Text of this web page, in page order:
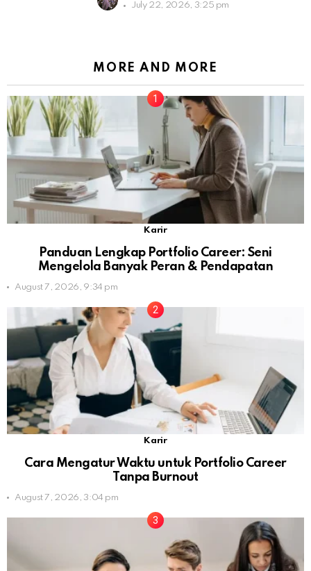
July 22, 2026, 3:25 pm
MORE AND MORE
Karir
Panduan Lengkap Portfolio Career: Seni
Mengelola Banyak Peran & Pendapatan
August 7, 2026, 9:34 pm
Karir
Cara Mengatur Waktu untuk Portfolio Career
Tanpa Burnout
August 7, 2026, 3:04 pm